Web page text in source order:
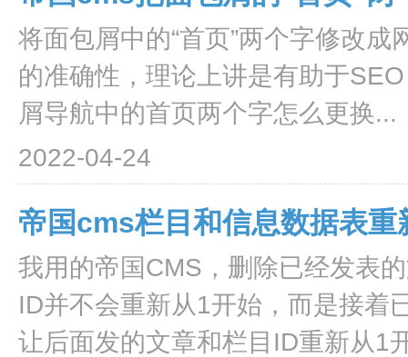
将面包屑中的“首页”两个字修改
的准确性，理论上讲是有助于
屑导航中的首页两个字怎么更换...
2022-04-24
帝国cms栏目和信息数据表重
我用的帝国CMS，删除已经发表
ID并不会重新从1开始，而是接着
让后面发的文章和栏目ID重新从1